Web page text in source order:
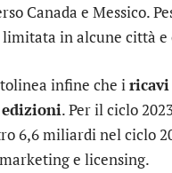
Canada e Messico.
in alcune città e
infine che i
. Per il ciclo
6,6 miliardi nel ciclo
e licensing.